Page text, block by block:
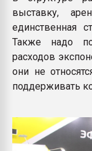
выставку,
единственная
Также надо
расходов
они не
поддерживать